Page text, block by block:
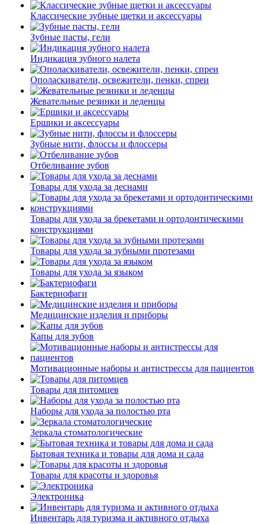
Классические зубные щетки и аксессуары
Зубные пасты, гели
Индикация зубного налета
Ополаскиватели, освежители, пенки, спреи
Жевательные резинки и леденцы
Ершики и аксессуары
Зубные нити, флоссы и флоссеры
Отбеливание зубов
Товары для ухода за деснами
Товары для ухода за брекетами и ортодонтическими
конструкциями
Товары для ухода за зубными протезами
Товары для ухода за языком
Бактериофаги
Медицинские изделия и приборы
Капы для зубов
Мотивационные наборы и антистрессы для пациентов
Товары для питомцев
Наборы для ухода за полостью рта
Зеркала стоматологические
Бытовая техника и товары для дома и сада
Товары для красоты и здоровья
Электроника
Инвентарь для туризма и активного отдыха